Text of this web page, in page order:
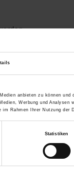
anbieten zu können
Werbung und Analysen
Rahmen Ihrer Nutzung der
Statistiken